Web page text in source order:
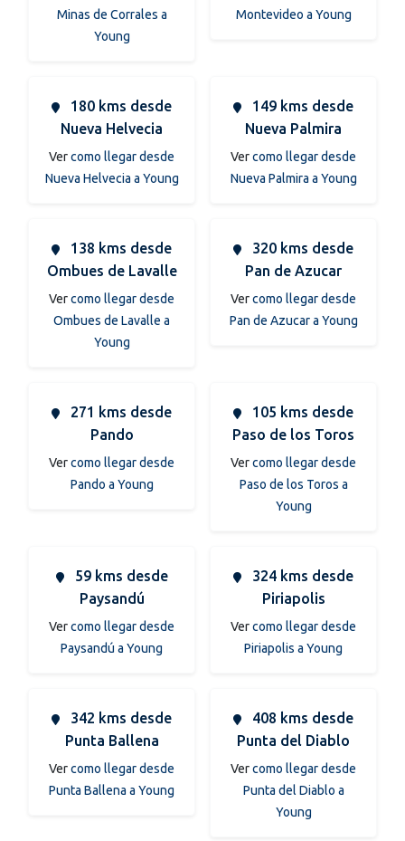
Minas de Corrales a
Young
Montevideo a Young
180 kms desde
Nueva Helvecia
Vercomo llegar desde
Nueva Helvecia a Young
149 kms desde
Nueva Palmira
Vercomo llegar desde
Nueva Palmira a Young
138 kms desde
Ombues de Lavalle
Vercomo llegar desde
Ombues de Lavalle a
Young
320 kms desde
Pan de Azucar
Vercomo llegar desde
Pan de Azucar a Young
271 kms desde
Pando
Vercomo llegar desde
Pando a Young
105 kms desde
Paso de los Toros
Vercomo llegar desde
Paso de los Toros a
Young
59 kms desde
Paysandú
Vercomo llegar desde
Paysandú a Young
324 kms desde
Piriapolis
Vercomo llegar desde
Piriapolis a Young
342 kms desde
Punta Ballena
Vercomo llegar desde
Punta Ballena a Young
408 kms desde
Punta del Diablo
Vercomo llegar desde
Punta del Diablo a
Young